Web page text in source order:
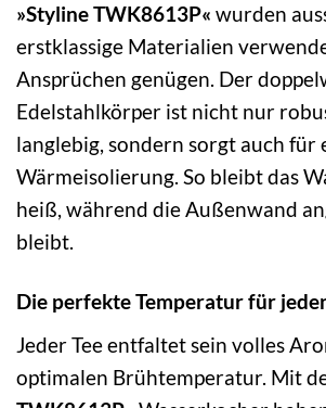
»Styline TWK8613P« wurden
erstklassige Materialien
Ansprüchen genügen. Der
Edelstahlkörper ist nicht nur
langlebig, sondern sorgt auch für
Wärmeisolierung. So bleibt das
heiß, während die Außenwand
bleibt.
Die perfekte Temperatur für
Jeder Tee entfaltet sein volles
optimalen Brühtemperatur. Mit